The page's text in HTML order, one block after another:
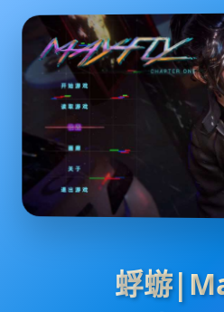
蜉蝣